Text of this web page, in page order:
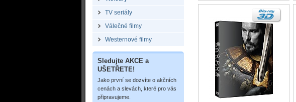
TV seriály
Válečné filmy
Westernové filmy
Sledujte AKCE a
UŠETŘETE!
Jako první se dozvíte o akčních
cenách a slevách, které pro vás
připravujeme.